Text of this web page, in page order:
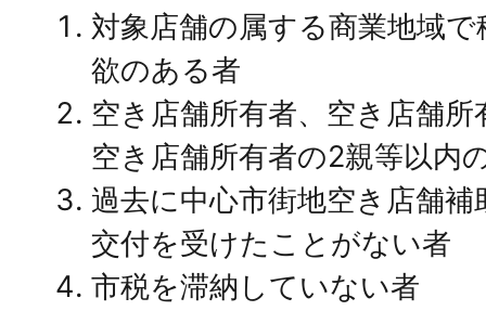
対象店舗の属する商業地域
欲のある者
空き店舗所有者、空き店舗
空き店舗所有者の2親等以内
過去に中心市街地空き店舗
交付を受けたことがない者
市税を滞納していない者